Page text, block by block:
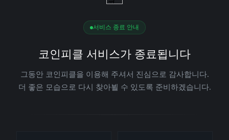
서비스 종료 안내
코인피클 서비스가 종료됩니다
그동안 코인피클을 이용해 주셔서 진심으로 감사합니다.
더 좋은 모습으로 다시 찾아뵐 수 있도록 준비하겠습니다.